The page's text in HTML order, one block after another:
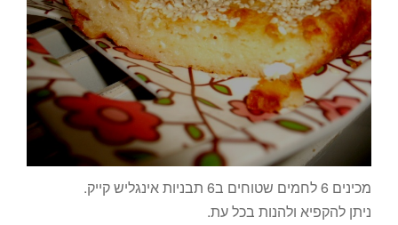
מכינים 6 לחמים שטוחים ב6 תבניות אינגליש קייק.
ניתן להקפיא ולהנות בכל עת.